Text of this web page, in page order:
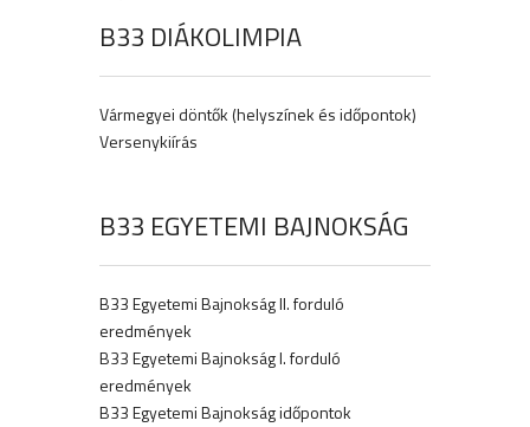
B33 DIÁKOLIMPIA
Vármegyei döntők (helyszínek és időpontok)
Versenykiírás
B33 EGYETEMI BAJNOKSÁG
B33 Egyetemi Bajnokság II. forduló
eredmények
B33 Egyetemi Bajnokság I. forduló
eredmények
B33 Egyetemi Bajnokság időpontok